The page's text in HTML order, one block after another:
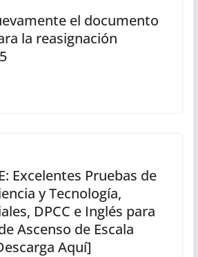
el documento
la reasignación
Excelentes Pruebas de
y Tecnología,
DPCC e Inglés para
Ascenso de Escala
Aquí]